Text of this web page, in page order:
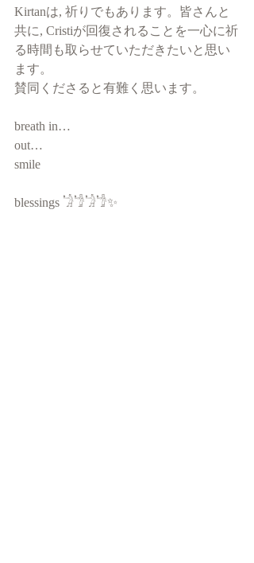
Kirtanは, 祈りでもあります。皆さんと
共に, Cristiが回復されることを一心に祈
る時間も取らせていただきたいと思い
ます。
賛同くださると有難く思います。
breath in…
out…
smile
blessings 𓁋𓁙𓁋𓁙✨